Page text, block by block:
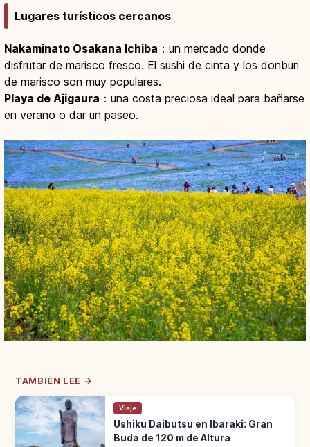
Lugares turísticos cercanos
Nakaminato Osakana Ichiba ：un mercado donde
disfrutar de marisco fresco. El sushi de cinta y los donburi
de marisco son muy populares.
Playa de Ajigaura ：una costa preciosa ideal para bañarse
en verano o dar un paseo.
TAMBIÉN LEE →
Viaje
Ushiku Daibutsu en Ibaraki: Gran
Buda de 120 m de Altura